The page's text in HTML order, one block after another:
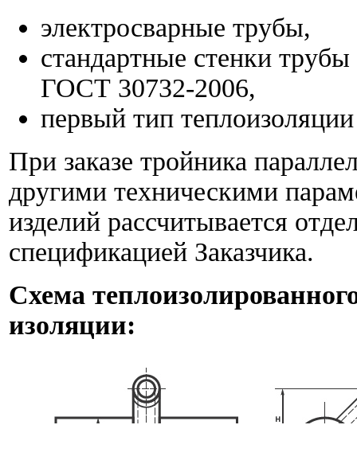
электросварные трубы,
стандартные стенки
ГОСТ 30732-2006,
первый тип
При заказе тройника
другими техническими
изделий рассчитывается
спецификацией Заказчика.
Схема
изоляции: